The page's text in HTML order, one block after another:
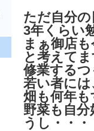
ただ自分
3年くらい
まぁ御店
と考えて
修業する
若い者に
畑も何年
野菜も自
うし・・・